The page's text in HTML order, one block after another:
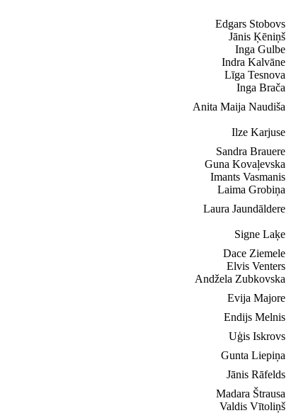
Edgars Stobovs
Jānis Ķēniņš
Inga Gulbe
Indra Kalvāne
Līga Tesnova
Inga Brača
Anita Maija Naudiša
Ilze Karjuse
Sandra Brauere
Guna Kovaļevska
Imants Vasmanis
Laima Grobiņa
Laura Jaundāldere
Signe Laķe
Dace Ziemele
Elvis Venters
Andžela Zubkovska
Evija Majore
Endijs Melnis
Uģis Iskrovs
Gunta Liepiņa
Jānis Rāfelds
Madara Štrausa
Valdis Vītoliņš